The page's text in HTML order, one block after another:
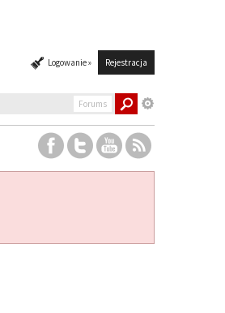
Logowanie » Rejestracja
Forums